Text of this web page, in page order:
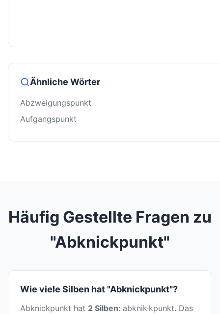
Ähnliche Wörter
Abzweigungspunkt
Aufgangspunkt
Häufig Gestellte Fragen zu
"Abknickpunkt"
Wie viele Silben hat "Abknickpunkt"?
Abknickpunkt hat 2 Silben: abknik·kpunkt. Das